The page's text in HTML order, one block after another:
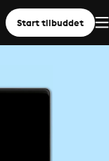
Start tilbuddet